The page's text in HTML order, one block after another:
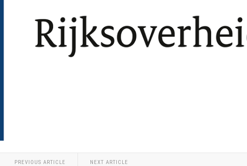
PREVIOUS ARTICLE NEXT ARTICLE